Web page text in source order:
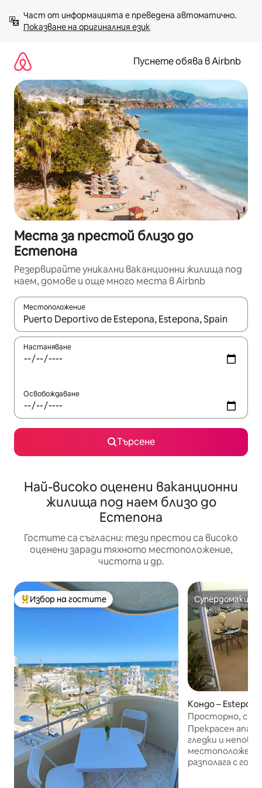
към
съдържанието
Показване на оригиналния език
Пуснете обява в Airbnb
Места за престой близо до
Естепона
Резервирайте уникални ваканционни жилища под
наем, домове и още много места в Airbnb
Местоположение
Когато резултатите се покажат, използвайте
Настаняване
Освобождаване
Търсене
Най-високо оценени ваканционни
жилища под наем близо до
Естепона
Гостите са съгласни: тези престои са високо
оценени заради тяхното местоположение,
чистота и др.
Най-популярен избор на гостите
Избор на гостите Супердомакин
Супердомакин
Кондо – Estepona
Просторно, с
(международна
Прекрасен
гледки и
разполага с